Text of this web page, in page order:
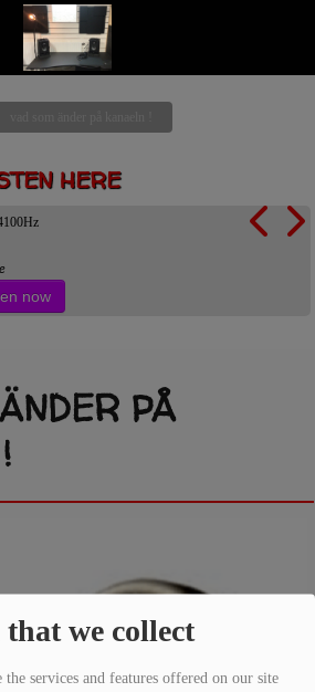
we collect
services and features offered on our site
HERE
now
PÅ